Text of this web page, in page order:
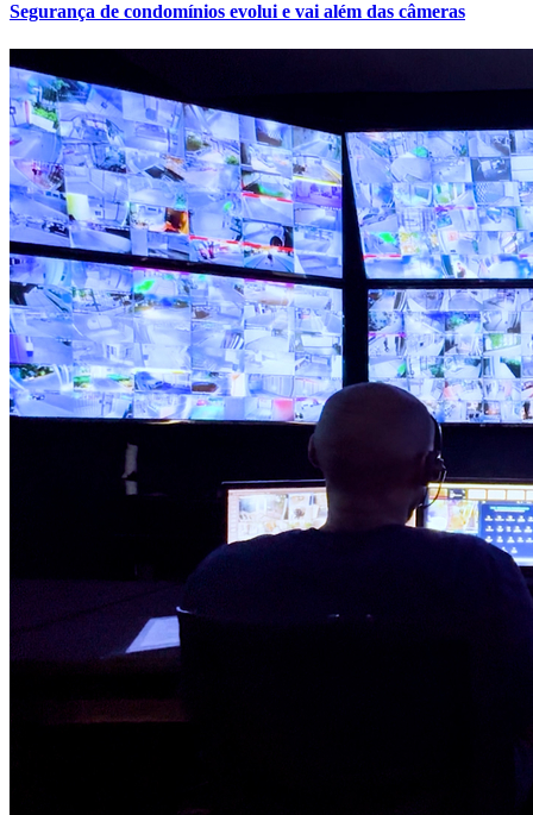
Atlético-MG
Segurança de condomínios evolui e vai além das câmeras